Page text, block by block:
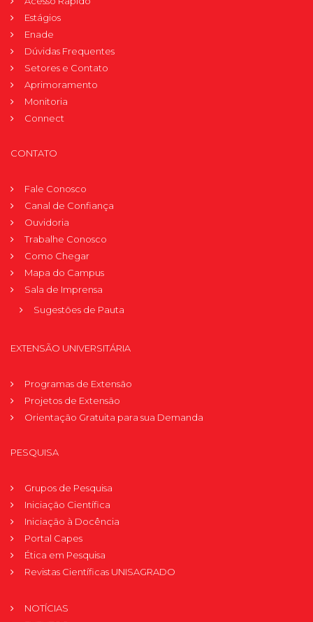
Estágios
Enade
Dúvidas Frequentes
Setores e Contato
Aprimoramento
Monitoria
Connect
CONTATO
Fale Conosco
Canal de Confiança
Ouvidoria
Trabalhe Conosco
Como Chegar
Mapa do Campus
Sala de Imprensa
Sugestões de Pauta
EXTENSÃO UNIVERSITÁRIA
Programas de Extensão
Projetos de Extensão
Orientação Gratuita para sua Demanda
PESQUISA
Grupos de Pesquisa
Iniciação Científica
Iniciação à Docência
Portal Capes
Ética em Pesquisa
Revistas Científicas UNISAGRADO
NOTÍCIAS